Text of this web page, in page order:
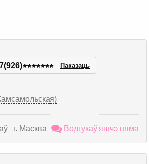
******* Паказаць
г. Масква Водгукаў яшчэ няма